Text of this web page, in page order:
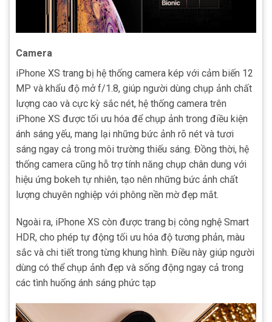
Camera
iPhone XS trang bị hệ thống camera kép với cảm biến 12
MP và khẩu độ mở f/1.8, giúp người dùng chụp ảnh chất
lượng cao và cực kỳ sắc nét, hệ thống camera trên
iPhone XS được tối ưu hóa để chụp ảnh trong điều kiện
ánh sáng yếu, mang lại những bức ảnh rõ nét và tươi
sáng ngay cả trong môi trường thiếu sáng. Đồng thời, hệ
thống camera cũng hỗ trợ tính năng chụp chân dung với
hiệu ứng bokeh tự nhiên, tạo nên những bức ảnh chất
lượng chuyên nghiệp với phông nền mờ đẹp mắt.
Ngoài ra, iPhone XS còn được trang bị công nghệ Smart
HDR, cho phép tự động tối ưu hóa độ tương phản, màu
sắc và chi tiết trong từng khung hình. Điều này giúp người
dùng có thể chụp ảnh đẹp và sống động ngay cả trong
các tình huống ánh sáng phức tạp